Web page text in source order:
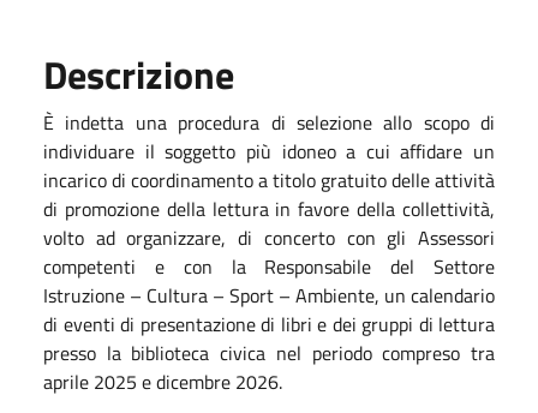
Descrizione
È indetta una procedura di selezione allo scopo di
individuare il soggetto più idoneo a cui affidare un
incarico di coordinamento a titolo gratuito delle attività
di promozione della lettura in favore della collettività,
volto ad organizzare, di concerto con gli Assessori
competenti e con la Responsabile del Settore
Istruzione – Cultura – Sport – Ambiente, un calendario
di eventi di presentazione di libri e dei gruppi di lettura
presso la biblioteca civica nel periodo compreso tra
aprile 2025 e dicembre 2026.